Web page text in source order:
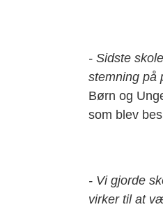
- Sidste
stemning på
Børn og
som blev
- Vi gjorde
virker til at